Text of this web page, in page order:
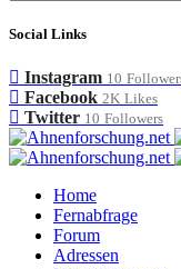
Social Links
Instagram 10
Facebook 2K Likes
Twitter 10 Followers
Home
Fernabfrage
Forum
Adressen